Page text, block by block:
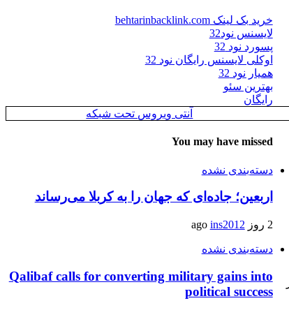
خرید بک لینک behtarinbacklink.com
لایسنس نود32
پسورد نود 32
اوکلی لایسنس رایگان نود 32
همیار نود 32
بهترین سئو
رایگان
آنتی ویروس تحت شبکه
You may have missed
دسته‌بندی نشده
اربعین؛ جاده‌ای که جهان را به کربلا می‌رساند
2 روز ago ins2012
دسته‌بندی نشده
Qalibaf calls for converting military gains into
political success